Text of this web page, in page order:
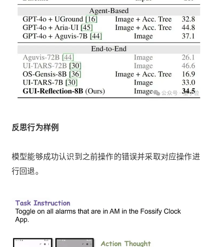
反思行为样例
模型能够成功认识到之前操作的错误并采取对应操作进
行回退。